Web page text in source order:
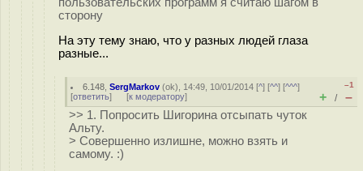
пользовательских программ я считаю шагом в
сторону
На эту тему знаю, что у разных людей глаза
разные...
6.148 ,SergMarkov (ok), 14:49, 10/01/2014 [^] [^^] [^^^]
[ответить] [к модератору]
–1
+ / –
>> 1. Попросить Шигорина отсыпать чуток
Альту.
> Совершенно излишне, можно взять и
самому. :)